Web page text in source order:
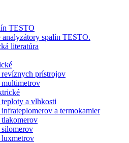
TESTO
analyzátory spalín TESTO.
literatúra
prístrojov
a vlhkosti
a termokamier